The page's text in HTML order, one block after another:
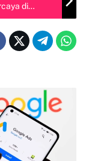
di